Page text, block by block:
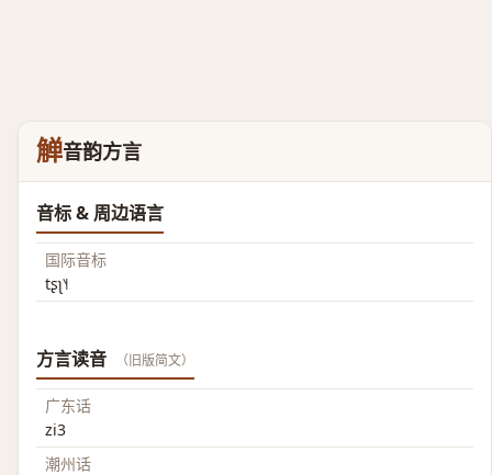
觯音韵方言
音标 & 周边语言
国际音标
tʂʅ˥˧
方言读音 （旧版简文）
广东话
zi3
潮州话